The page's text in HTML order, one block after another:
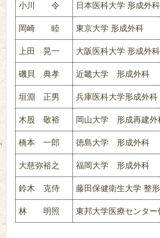
小川 令 日本医科大学 形成外
岡崎 睦 東京大学 形成外科
上田 晃一 大阪医科大学 形成外科
磯貝 典孝 近畿大学 形成外科
垣淵 正男 兵庫医科大学形成外科
木股 敬裕 岡山大学 形成再建外
橋本 一郎 徳島大学 形成外科
大慈弥裕之 福岡大学 形成外科
鈴木 克侍 藤田保健衛生大学 整
林 明照 東邦大学医療センタ